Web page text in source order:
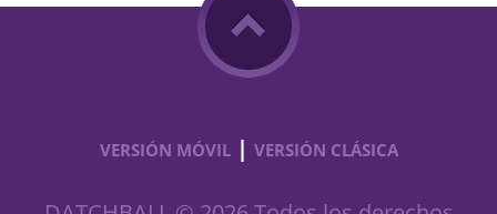
VERSIÓN MÓVIL | VERSIÓN CLÁSICA